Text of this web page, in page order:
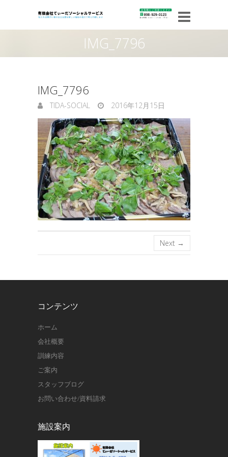
IMG_7796
IMG_7796
TIDA-SOCIAL 2016年12月15日
Next →
コンテンツ
ホーム
会社概要
訓練内容
ご案内
スタッフブログ
お問い合わせ/資料請求
施設案内